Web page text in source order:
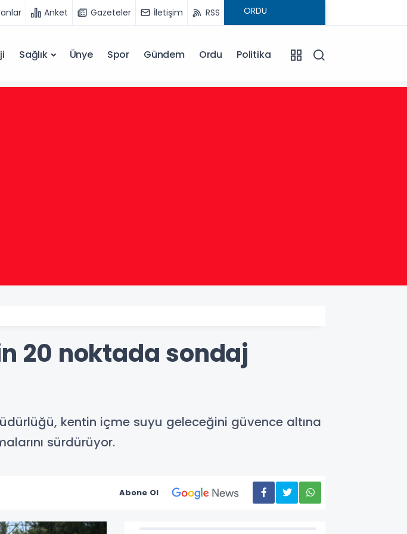
Anket Gazeteler İletişim RSS
Sağlık Ünye Spor Gündem Ordu Politika
20 noktada sondaj
kentin içme suyu geleceğini güvence altına
sürdürüyor.
Abone Ol